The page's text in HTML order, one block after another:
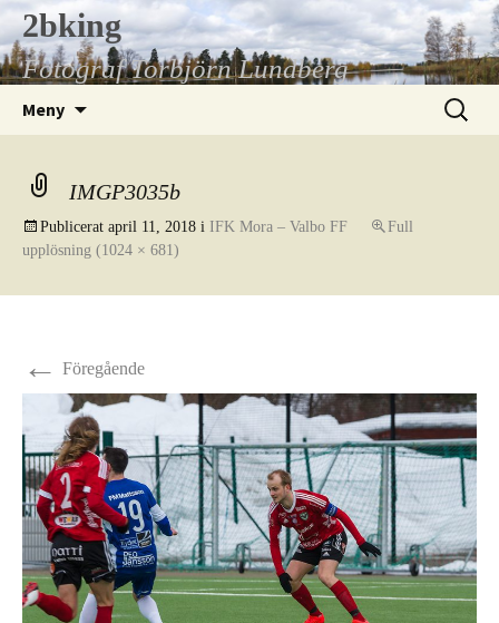
Hoppa
till
innehåll
2bking
Fotograf Torbjörn Lundberg
Meny
Sök
efter:
IMGP3035b
Publicerat april 11, 2018 i IFK Mora – Valbo FF
Full
upplösning (1024 × 681)
← Föregående